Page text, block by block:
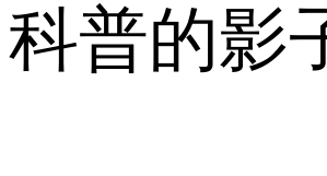
科普的影